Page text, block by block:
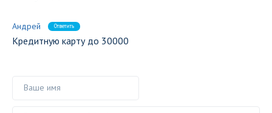
Андрей Ответить
Кредитную карту до 30000